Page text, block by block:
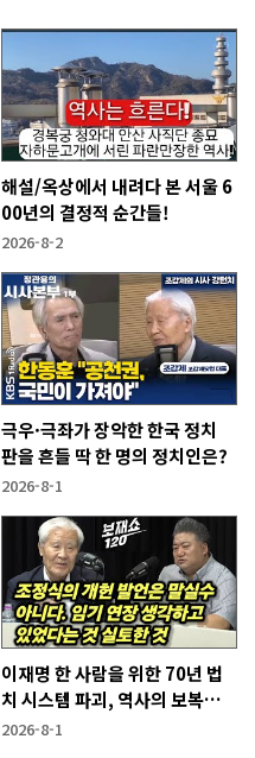
해설/옥상에서 내려다 본 서울 6
00년의 결정적 순간들!
2026-8-2
극우·극좌가 장악한 한국 정치
판을 흔들 딱 한 명의 정치인은?
2026-8-1
이재명 한 사람을 위한 70년 법
치 시스템 파괴, 역사의 보복이
기다린다!
2026-8-1